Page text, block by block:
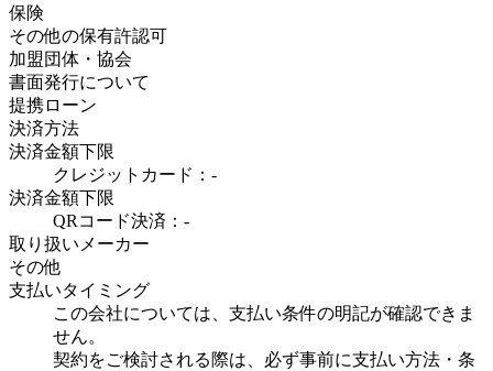
保険
その他の保有許認可
加盟団体・協会
書面発行について
提携ローン
決済方法
決済金額下限
クレジットカード：-
決済金額下限
QRコード決済：-
取り扱いメーカー
その他
支払いタイミング
この会社については、支払い条件の明記が確認できま
せん。
契約をご検討される際は、必ず事前に支払い方法・条